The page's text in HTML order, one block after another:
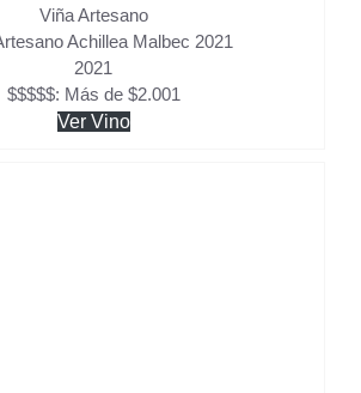
Viña Artesano
Achillea Malbec 2021
2021
$$$$$: Más de $2.001
Ver Vino